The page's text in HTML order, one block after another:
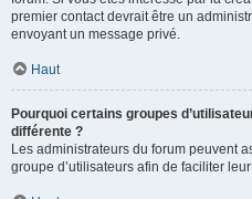
premier contact devrait être un
envoyant un message privé.
Haut
Pourquoi certains groupes
différente ?
Les administrateurs du forum peuvent
groupe d’utilisateurs afin de faciliter